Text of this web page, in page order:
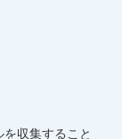
収集すること